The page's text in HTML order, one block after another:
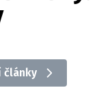
články